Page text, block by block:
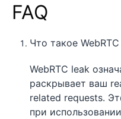
FAQ
Что такое
WebRTC leak
раскрывает ваш
related requests.
при